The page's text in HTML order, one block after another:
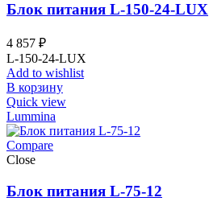
Блок питания L-150-24-LUX
4 857 ₽
L-150-24-LUX
Add to wishlist
В корзину
Quick view
Lummina
Compare
Close
Блок питания L-75-12